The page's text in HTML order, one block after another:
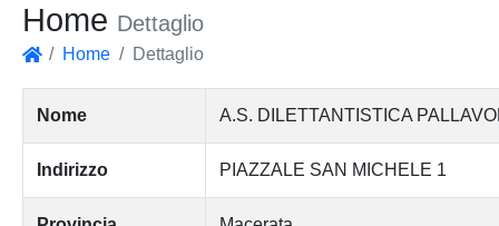
Home Dettaglio
Home Dettaglio
Nome A.S. DILETTANTISTICA
Indirizzo PIAZZALE SAN MICHELE 1